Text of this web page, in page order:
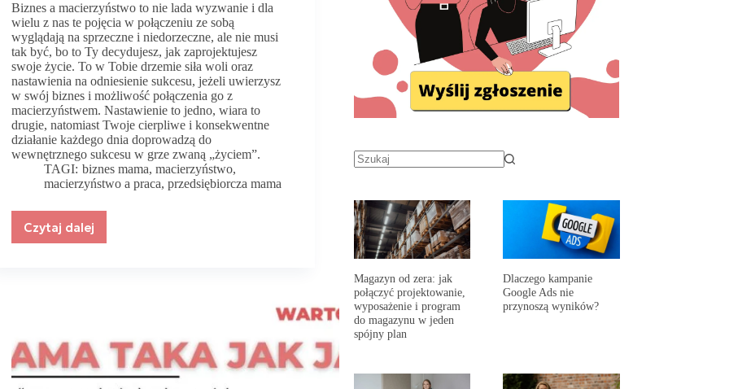
Biznes a macierzyństwo to nie lada wyzwanie i dla
wielu z nas te pojęcia w połączeniu ze sobą
wyglądają na sprzeczne i niedorzeczne, ale nie musi
tak być, bo to Ty decydujesz, jak zaprojektujesz
swoje życie. To w Tobie drzemie siła woli oraz
nastawienia na odniesienie sukcesu, jeżeli uwierzysz
w swój biznes i możliwość połączenia go z
macierzyństwem. Nastawienie to jedno, wiara to
drugie, natomiast Twoje cierpliwe i konsekwentne
działanie każdego dnia doprowadzą do
wewnętrznego sukcesu w grze zwaną „życiem”.
TAGI: biznes mama, macierzyństwo,
macierzyństwo a praca,przedsiębiorcza mama
Czytaj dalej
Jak
Magazyn od zera: jak
połączyć projektowanie,
wyposażenie i program
do magazynu w jeden
spójny plan
Dlaczego kampanie
Google Ads nie
przynoszą wyników?